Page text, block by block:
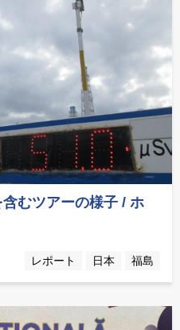
むツアーの様子 / ホ
レポート 日本 福島